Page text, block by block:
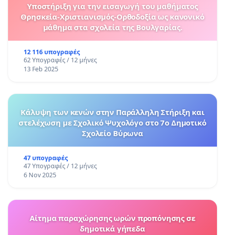
Υποστήριξη για την εισαγωγή του μαθήματος
Θρησκεία-Χριστιανισμός-Ορθοδοξία ως κανονικό
μάθημα στα σχολεία της Βουλγαρίας.
12 116 υπογραφές
62 Υπογραφές / 12 μήνες
13 Feb 2025
Κάλυψη των κενών στην Παράλληλη Στήριξη και
στελέχωση με Σχολικό Ψυχολόγο στο 7ο Δημοτικό
Σχολείο Βύρωνα
47 υπογραφές
47 Υπογραφές / 12 μήνες
6 Nov 2025
Αίτημα παραχώρησης ωρών προπόνησης σε
δημοτικά γήπεδα